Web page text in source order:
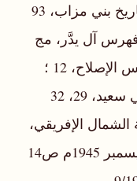
التونسيِّين، 1/105-108 الحاج سعيد: تاريخ بني مزاب، 93
آل يدَّر، مج
169، 139 ؛ فهرس إروان، 255 ؛ فهرس الإصلاح، 12 ؛
فهرس القطب، ه6، ج1؛ فهرس عمِّي سعيد، 29، 32
الإفريقي،
مجلَّة الثريا، ع. 12، محرَّم 1365ه / ديسمبر 1945م ص14